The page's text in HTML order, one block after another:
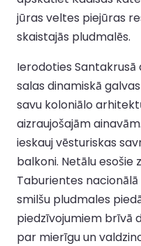
jūras veltes piejūras
skaistajās pludmalēs.
Ierodoties Santakrusā
salas dinamiskā
savu koloniālo
aizraujošajām
ieskauj vēsturiskas
balkoni. Netālu esošie
Taburientes
smilšu pludmales
piedzīvojumiem brīvā
par mierīgu un